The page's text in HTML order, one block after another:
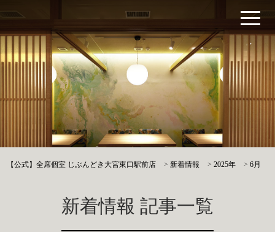
【公式】全席個室 じぶんどき大宮東口駅前店 >新着情報 >2025年 >6月
新着情報 記事一覧